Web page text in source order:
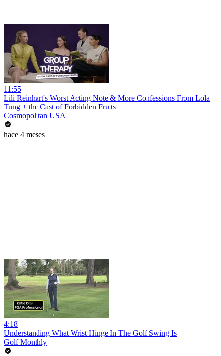
11:55
Lili Reinhart's Worst Acting Note & More Confessions From Lola
Tung + the Cast of Forbidden Fruits
Cosmopolitan USA
hace 4 meses
4:18
Understanding What Wrist Hinge In The Golf Swing Is
Golf Monthly